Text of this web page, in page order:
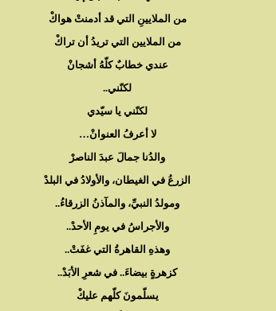
من الملايينِ التي قد أدمنتْ هواكْ
من الملايين التي تريدُ أن تراكْ
عندي خطابٌ كلّهُ أشجانْ
لكنّني..
لكنّني يا سيّدي
لا أعرفُ العنوانْ…
والدُنا جمالَ عبدَ الناصرْ
الزرعُ في الغيطان، والأولادُ في البلدْ
ومولدُ النبيِّ، والمآذنُ الزرقاءُ..
والأجراسُ في يومِ الأحدْ..
وهذهِ القاهرةُ التي غفَتْ..
كزهرةٍ بيضاءَ.. في شعرِ الأبَدْ..
يسلّمونَ كلّهم عليكْ